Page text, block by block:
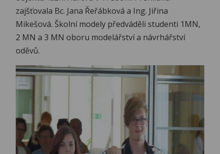
zajšťovala Bc. Jana Řeřábková a Ing. Jiřina
Mikešová. Školní modely předváděli studenti 1MN,
2 MN a 3 MN oboru modelářství a návrhářství
oděvů.